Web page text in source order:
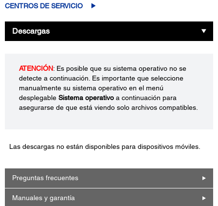
CENTROS DE SERVICIO
Descargas
ATENCIÓN: Es posible que su sistema operativo no se
detecte a continuación. Es importante que seleccione
manualmente su sistema operativo en el menú
desplegable Sistema operativo a continuación para
asegurarse de que está viendo solo archivos compatibles.
Las descargas no están disponibles para dispositivos móviles.
Preguntas frecuentes
Manuales y garantía